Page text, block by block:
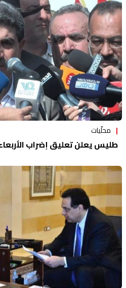
محلّيات
طليس يعلن تعليق إضراب